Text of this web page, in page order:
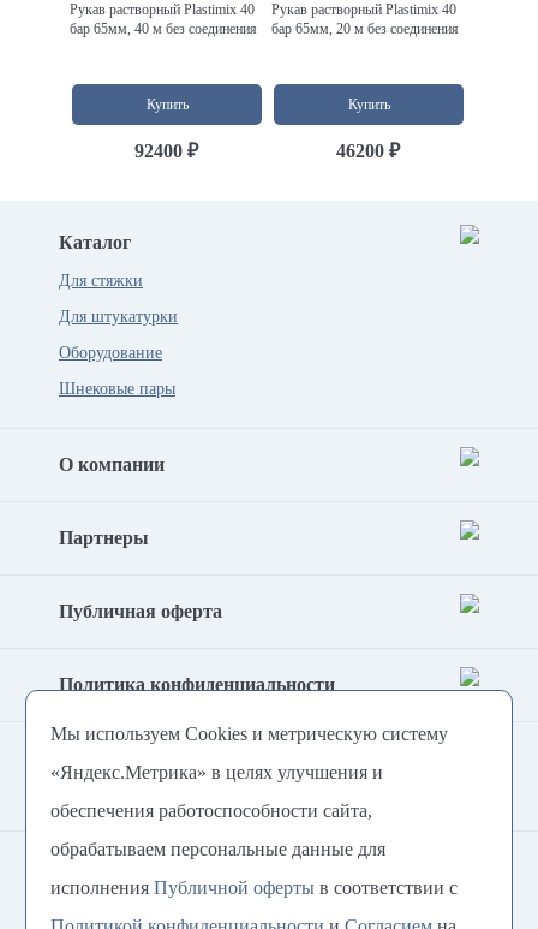
Мы используем Cookies и метрическую систему
«Яндекс.Метрика» в целях улучшения и
обеспечения работоспособности сайта,
обрабатываем персональные данные для
исполненияПубличной оферты в соответствии с
Рукав растворный Plastimix 40
бар 65мм, 40 м без соединения
Купить
92400 ₽
Рукав растворный Plastimix 40
бар 65мм, 20 м без соединения
Купить
46200 ₽
Каталог
Для стяжки
Для штукатурки
Оборудование
Шнековые пары
О компании
Партнеры
Публичная оферта
Политика конфиденциальности
8 800 222-54-79